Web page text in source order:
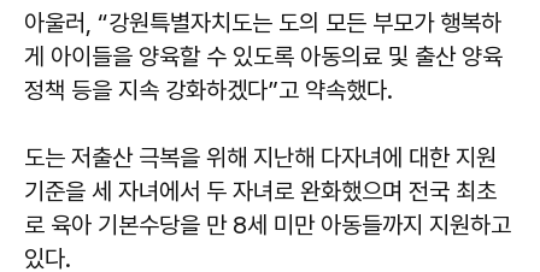
아울러, “강원특별자치도는 도의 모든 부모가 행복하
게 아이들을 양육할 수 있도록 아동의료 및 출산 양육
정책 등을 지속 강화하겠다”고 약속했다.
도는 저출산 극복을 위해 지난해 다자녀에 대한 지원
기준을 세 자녀에서 두 자녀로 완화했으며 전국 최초
로 육아 기본수당을 만 8세 미만 아동들까지 지원하고
있다.